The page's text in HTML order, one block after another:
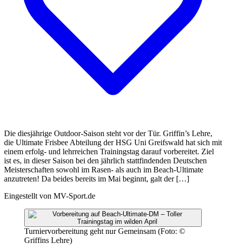
Die diesjährige Outdoor-Saison steht vor der Tür. Griffin’s Lehre,
die Ultimate Frisbee Abteilung der HSG Uni Greifswald hat sich mit
einem erfolg- und lehrreichen Trainingstag darauf vorbereitet. Ziel
ist es, in dieser Saison bei den jährlich stattfindenden Deutschen
Meisterschaften sowohl im Rasen- als auch im Beach-Ultimate
anzutreten! Da beides bereits im Mai beginnt, galt der […]
Eingestellt von MV-Sport.de
Turniervorbereitung geht nur Gemeinsam (Foto: ©
Griffins Lehre)